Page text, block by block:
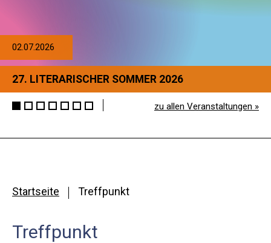
02.07.2026
27. LITERARISCHER SOMMER 2026
zu allen Veranstaltungen »
Startseite Treffpunkt
Treffpunkt